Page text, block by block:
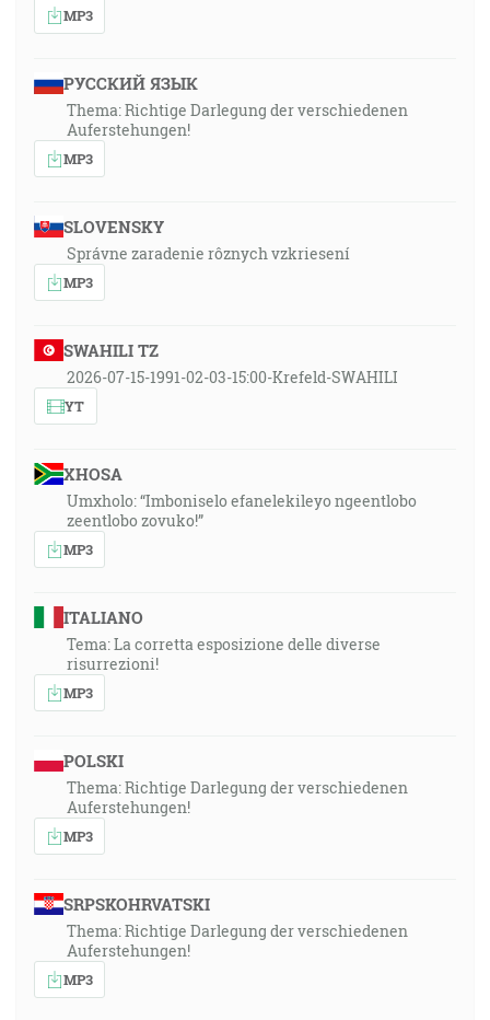
MP3
РУССКИЙ ЯЗЫК
Thema: Richtige Darlegung der verschiedenen
Auferstehungen!
MP3
SLOVENSKY
Správne zaradenie rôznych vzkriesení
MP3
SWAHILI TZ
2026-07-15-1991-02-03-15:00-Krefeld-SWAHILI
YT
XHOSA
Umxholo: “Imboniselo efanelekileyo ngeentlobo
zeentlobo zovuko!”
MP3
ITALIANO
Tema: La corretta esposizione delle diverse
risurrezioni!
MP3
POLSKI
Thema: Richtige Darlegung der verschiedenen
Auferstehungen!
MP3
SRPSKOHRVATSKI
Thema: Richtige Darlegung der verschiedenen
Auferstehungen!
MP3